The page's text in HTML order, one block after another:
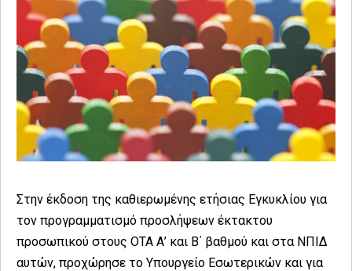
Στην έκδοση της καθιερωμένης ετήσιας Εγκυκλίου για
τον προγραμματισμό προσλήψεων έκτακτου
προσωπικού στους ΟΤΑ Α’ και Β΄ βαθμού και στα ΝΠΙΔ
αυτών, προχώρησε το Υπουργείο Εσωτερικών και για